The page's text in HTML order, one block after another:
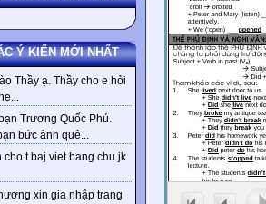
Ý KIẾN MỚI NHẤT
Thầy ạ. Thầy cho e hỏi
Trương Quốc Phú.
bức ảnh quê...
cho t baj viet bang chu jk
xin gia nhập trang